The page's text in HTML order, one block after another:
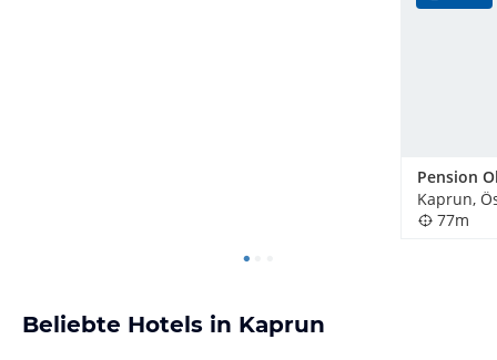
Kaprun,
77m
Beliebte Hotels in Kaprun